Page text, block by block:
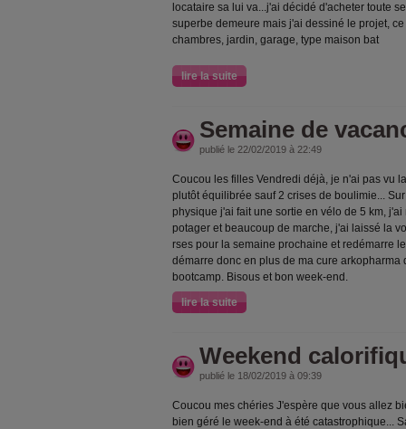
locataire sa lui va...j'ai décidé d'acheter toute
superbe demeure mais j'ai dessiné le projet,
chambres, jardin, garage, type maison bat
lire la suite
Semaine de
publié le 22/02/2019 à 22:49
Coucou les filles Vendredi déjà, je n'ai pas vu
plutôt équilibrée sauf 2 crises de boulimie...
physique j'ai fait une sortie en vélo de 5 km,
potager et beaucoup de marche, j'ai laissé la
rses pour la semaine prochaine et redémarre
démarre donc en plus de ma cure arkopharma
bootcamp. Bisous et bon week-end.
lire la suite
Weekend
publié le 18/02/2019 à 09:39
Coucou mes chéries J'espère que vous allez
bien géré le week-end à été catastrophique...